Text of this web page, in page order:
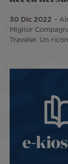
30 Dic 2022
Miglior
Traveler. Un